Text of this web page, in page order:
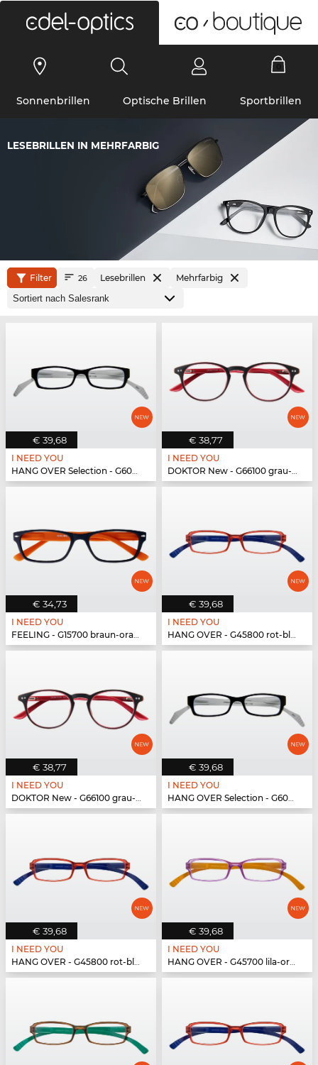
Sonnenbrillen Optische Brillen Sportbrillen
LESEBRILLEN IN MEHRFARBIG
Filter 26 Lesebrillen Mehrfarbig
€ 39,68
I NEED YOU
HANG OVER Selection - G60200 schwarz-weiß
€ 38,77
I NEED YOU
DOKTOR New - G66100 grau-rot
€ 34,73
I NEED YOU
FEELING - G15700 braun-orange
€ 39,68
I NEED YOU
HANG OVER - G45800 rot-blau
€ 38,77
I NEED YOU
DOKTOR New - G66100 grau-rot
€ 39,68
I NEED YOU
HANG OVER Selection - G60200 schwarz-weiß
€ 39,68
I NEED YOU
HANG OVER - G45800 rot-blau
€ 39,68
I NEED YOU
HANG OVER - G45700 lila-orange